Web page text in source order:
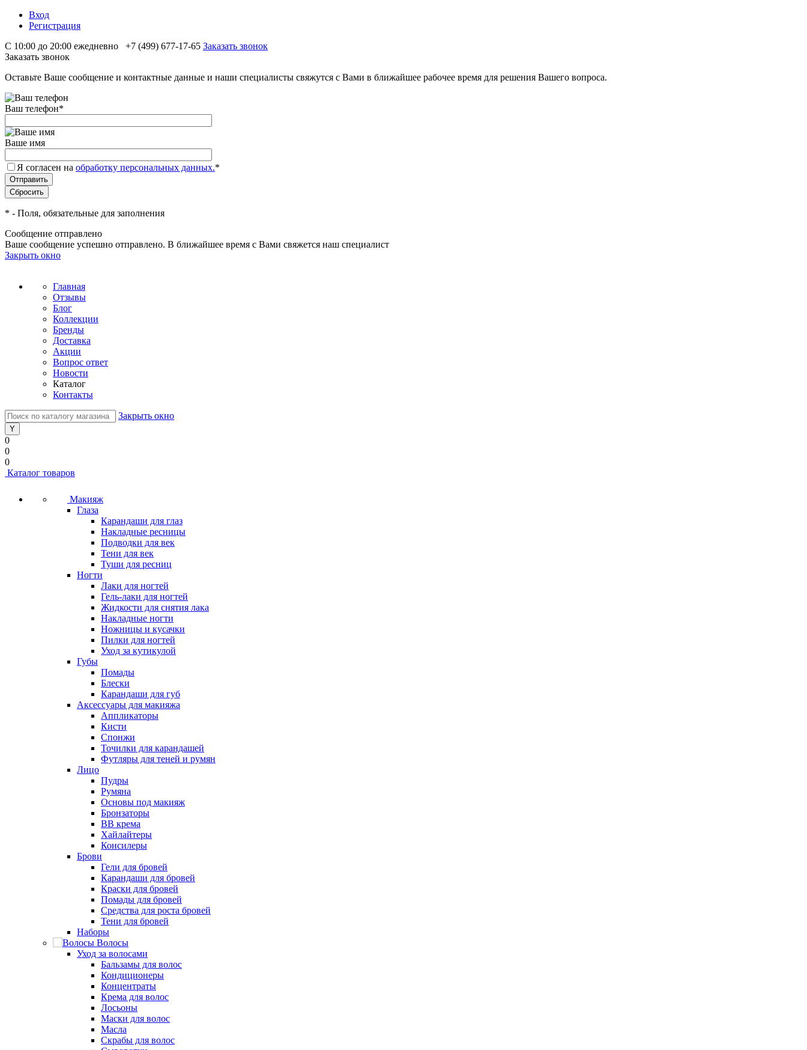
Вход
Регистрация
С 10:00 до 20:00 ежедневно
+7 (499) 677-17-65 Заказать звонок
Заказать звонок
Оставьте Ваше сообщение и контактные данные и наши специалисты свяжутся с Вами в ближайшее рабочее время для решения Вашего вопроса.
Ваш телефон*
Ваше имя
Я согласен на обработку персональных данных.*
* - Поля, обязательные для заполнения
Сообщение отправлено
Ваше сообщение успешно отправлено. В ближайшее время с Вами свяжется наш специалист
Закрыть окно
Главная
Отзывы
Блог
Коллекции
Бренды
Доставка
Акции
Вопрос ответ
Новости
Каталог
Контакты
Закрыть окно
0
0
0
Каталог товаров
Макияж
Глаза
Карандаши для глаз
Накладные ресницы
Подводки для век
Тени для век
Туши для ресниц
Ногти
Лаки для ногтей
Гель-лаки для ногтей
Жидкости для снятия лака
Накладные ногти
Ножницы и кусачки
Пилки для ногтей
Уход за кутикулой
Губы
Помады
Блески
Карандаши для губ
Аксессуары для макияжа
Аппликаторы
Кисти
Спонжи
Точилки для карандашей
Футляры для теней и румян
Лицо
Пудры
Румяна
Основы под макияж
Бронзаторы
BB крема
Хайлайтеры
Консилеры
Брови
Гели для бровей
Карандаши для бровей
Краски для бровей
Помады для бровей
Средства для роста бровей
Тени для бровей
Наборы
Волосы
Уход за волосами
Бальзамы для волос
Кондиционеры
Концентраты
Крема для волос
Лосьоны
Маски для волос
Масла
Скрабы для волос